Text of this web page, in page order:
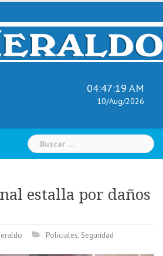
04:47:20 AM
10/Aug/2026
Buscar:
estalla por daños
Policiales, Seguridad